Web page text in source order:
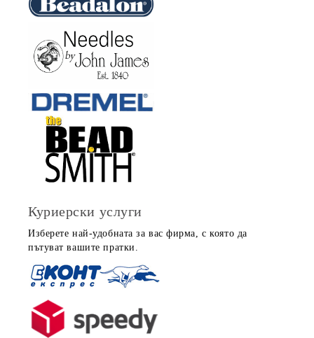
Куриерски услуги
Изберете най-удобната за вас фирма, с която да
пътуват вашите пратки.